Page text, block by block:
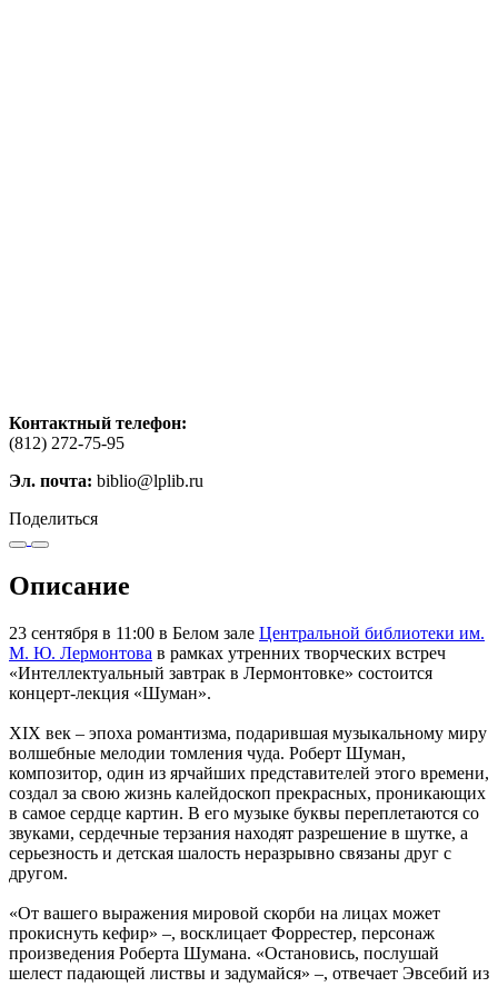
Контактный телефон:
(812) 272-75-95
Эл. почта: biblio@lplib.ru
Поделиться
Описание
23 сентября в 11:00 в Белом зале Центральной библиотеки им.
М. Ю. Лермонтова в рамках утренних творческих встреч
«Интеллектуальный завтрак в Лермонтовке» состоится
концерт-лекция «Шуман».
XIX век – эпоха романтизма, подарившая музыкальному миру
волшебные мелодии томления чуда. Роберт Шуман,
композитор, один из ярчайших представителей этого времени,
создал за свою жизнь калейдоскоп прекрасных, проникающих
в самое сердце картин. В его музыке буквы переплетаются со
звуками, сердечные терзания находят разрешение в шутке, а
серьезность и детская шалость неразрывно связаны друг с
другом.
«От вашего выражения мировой скорби на лицах может
прокиснуть кефир» –, восклицает Форрестер, персонаж
произведения Роберта Шумана. «Остановись, послушай
шелест падающей листвы и задумайся» –, отвечает Эвсебий из